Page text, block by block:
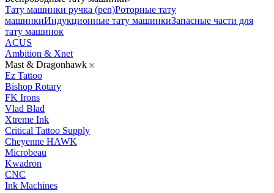
Тату машинки ручка (pen)Роторные тату
машинкиИндукционные тату машинкиЗапасные части для
тату машинок
ACUS
Ambition & Xnet
Mast & Dragonhawk
Ez Tattoo
Bishop Rotary
FK Irons
Vlad Blad
Xtreme Ink
Critical Tattoo Supply
Cheyenne HAWK
Microbeau
Kwadron
CNC
Ink Machines